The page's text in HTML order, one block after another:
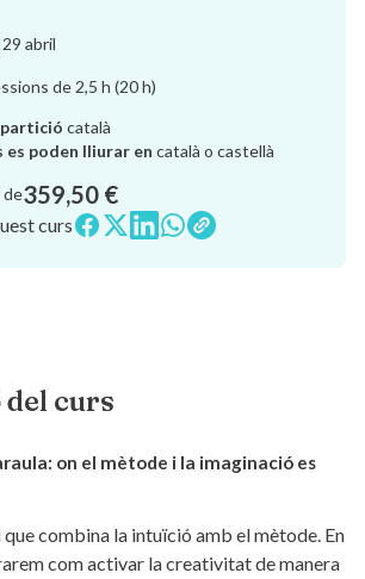
29 abril
de 2,5 h (20 h)
català
es poden lliurar en català o castellà
de359,50 €
curs
curs
on el mètode i la imaginació es
combina la intuïció amb el mètode. En
com activar la creativitat de manera